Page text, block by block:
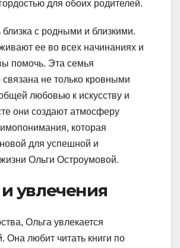
для обоих родителей.
близка с родными и близкими.
ее во всех начинаниях и
помочь. Эта семья
не только кровными
любовью к искусству и
они создают атмосферу
которая
для успешной и
Ольги Остроумовой.
увлечения
Ольга увлекается
Она любит читать книги по